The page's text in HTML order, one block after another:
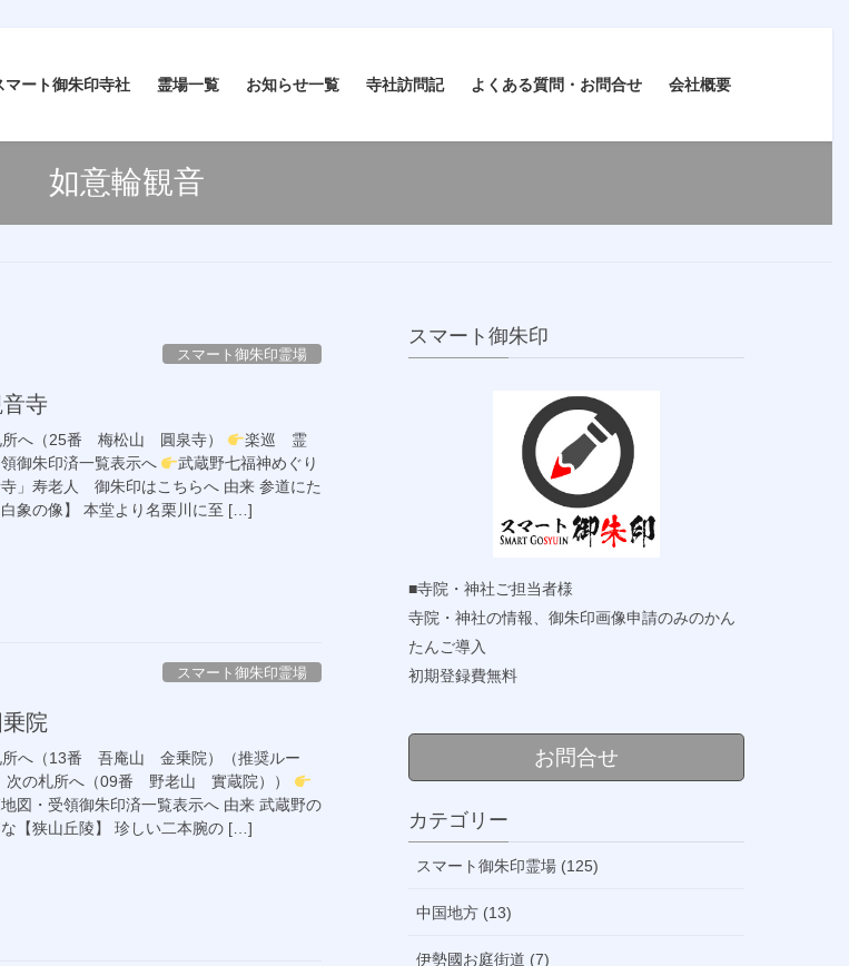
マート御朱印寺社 霊場一覧 お知らせ一覧 寺社訪問記 よくある質問・お問合せ 会社概要
如意輪観音
スマート御朱印霊場
寺
へ（25番 梅松山 圓泉寺）
楽巡 霊
御朱印済一覧表示へ
武蔵野七福神めぐり
」寿老人 御朱印はこちらへ 由来 参道にた
象の像】 本堂より名栗川に至 […]
スマート御朱印霊場
院
へ（13番 吾庵山 金乗院）（推奨ルー
の札所へ（09番 野老山 實蔵院））
図・受領御朱印済一覧表示へ 由来 武蔵野の
【狭山丘陵】 珍しい二本腕の […]
スマート御朱印
■寺院・神社ご担当者様
寺院・神社の情報、御朱印画像申請のみのかん
たんご導入
初期登録費無料
お問合せ
カテゴリー
スマート御朱印霊場 (125)
中国地方 (13)
伊勢國お庭街道 (7)